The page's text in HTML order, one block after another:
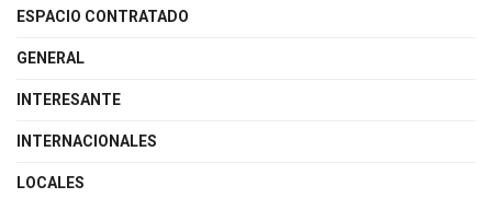
ESPACIO CONTRATADO
GENERAL
INTERESANTE
INTERNACIONALES
LOCALES